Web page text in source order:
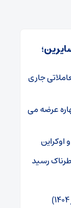
جاری
عرضه می
رسید